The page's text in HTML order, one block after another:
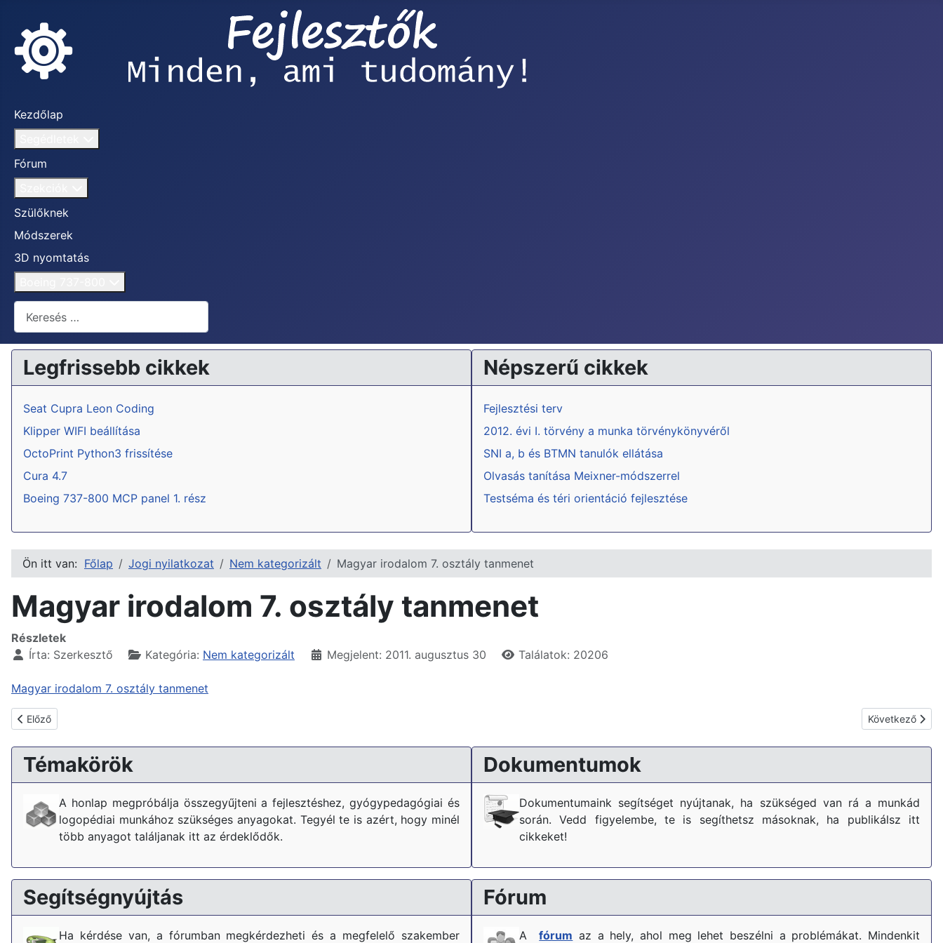
Kezdőlap
Fórum
Szülőknek
Módszerek
3D nyomtatás
Keresés...
Legfrissebb cikkek
Seat Cupra Leon Coding
Klipper WIFI beállítása
OctoPrint Python3 frissítése
Cura 4.7
Boeing 737-800 MCP panel 1. rész
Népszerű cikkek
Fejlesztési terv
2012. évi I. törvény a munka törvénykönyvéről
SNI a, b és BTMN tanulók ellátása
Olvasás tanítása Meixner-módszerrel
Testséma és téri orientáció fejlesztése
Ön itt van: Főlap Jogi nyilatkozat Nem kategorizált Magyar irodalom 7. osztály tanmenet
Magyar irodalom 7. osztály tanmenet
Részletek
Írta: Szerkesztő Kategória: Nem kategorizált Megjelent: 2011. augusztus 30 Találatok: 20206
Magyar irodalom 7. osztály tanmenet
Előző cikk: Matematika tanmenet 8. osztály
Előző Következő
Következő
Témakörök
A honlap megpróbálja összegyűjteni a fejlesztéshez, gyógypedagógiai és
logopédiai munkához szükséges anyagokat. Tegyél te is azért, hogy minél
több anyagot találjanak itt az érdeklődők.
Dokumentumok
Dokumentumaink segítséget nyújtanak, ha szükséged van rá a munkád
során. Vedd figyelembe, te is segíthetsz másoknak, ha publikálsz itt
cikkeket!
Segítségnyújtás
Ha kérdése van, a fórumban megkérdezheti és a megfelelő szakember
Fórum
Afórum az a hely, ahol meg lehet beszélni a problémákat. Mindenkit